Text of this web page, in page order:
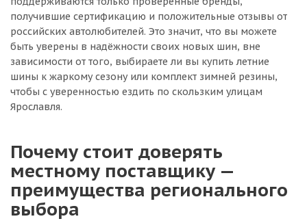
получившие сертификацию и положительные отзывы от
российских автолюбителей. Это значит, что вы можете
быть уверены в надёжности своих новых шин, вне
зависимости от того, выбираете ли вы купить летние
шины к жаркому сезону или комплект зимней резины,
чтобы с уверенностью ездить по скользким улицам
Ярославля.
Почему стоит доверять
местному поставщику —
преимущества регионального
выбора